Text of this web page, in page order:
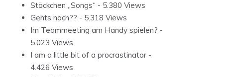
Stöckchen „Songs“ - 5.380 Views
Gehts noch?? - 5.318 Views
Im Teammeeting am Handy spielen? -
5.023 Views
I am a little bit of a procrastinator -
4.426 Views